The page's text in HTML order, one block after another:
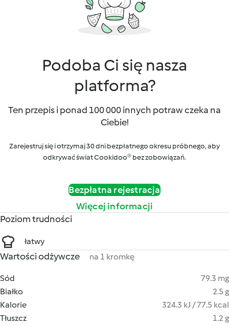
Podoba Ci się nasza
platforma?
Ten przepis i ponad 100 000 innych potraw czeka na
Ciebie!
Zarejestruj się i otrzymaj 30 dni bezpłatnego okresu próbnego, aby
odkrywać świat Cookidoo® bez zobowiązań.
Bezpłatna rejestracja
Więcej informacji
Poziom trudności
łatwy
Wartości odżywcze na 1 kromkę
Sód
79.3 mg
Białko
2.5 g
Kalorie
324.3 kJ / 77.5 kcal
Tłuszcz
1.2 g